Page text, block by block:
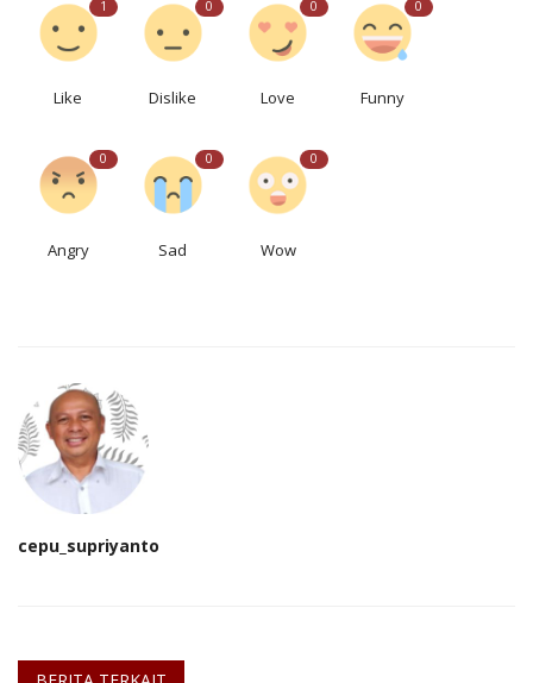
1
Like
0
Dislike
0
Love
0
Funny
0
Angry
0
Sad
0
Wow
cepu_supriyanto